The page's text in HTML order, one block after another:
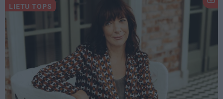
LIETU TOPS